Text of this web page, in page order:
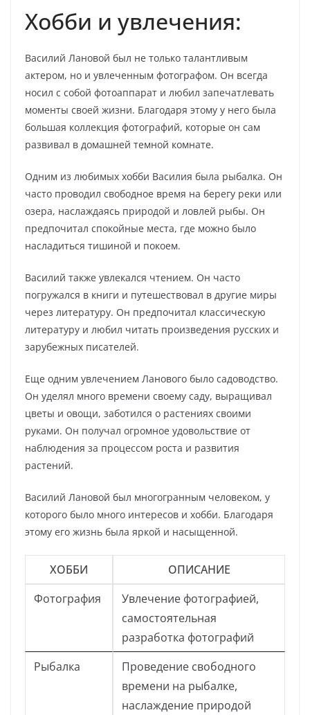
Хобби и увлечения:
Василий Лановой был не только талантливым
актером, но и увлеченным фотографом. Он всегда
носил с собой фотоаппарат и любил запечатлевать
моменты своей жизни. Благодаря этому у него была
большая коллекция фотографий, которые он сам
развивал в домашней темной комнате.
Одним из любимых хобби Василия была рыбалка. Он
часто проводил свободное время на берегу реки или
озера, наслаждаясь природой и ловлей рыбы. Он
предпочитал спокойные места, где можно было
насладиться тишиной и покоем.
Василий также увлекался чтением. Он часто
погружался в книги и путешествовал в другие миры
через литературу. Он предпочитал классическую
литературу и любил читать произведения русских и
зарубежных писателей.
Еще одним увлечением Ланового было садоводство.
Он уделял много времени своему саду, выращивал
цветы и овощи, заботился о растениях своими
руками. Он получал огромное удовольствие от
наблюдения за процессом роста и развития
растений.
Василий Лановой был многогранным человеком, у
которого было много интересов и хобби. Благодаря
этому его жизнь была яркой и насыщенной.
ХОББИ
ОПИСАНИЕ
Фотография
Увлечение фотографией,
самостоятельная
разработка фотографий
Рыбалка
Проведение свободного
времени на рыбалке,
наслаждение природой